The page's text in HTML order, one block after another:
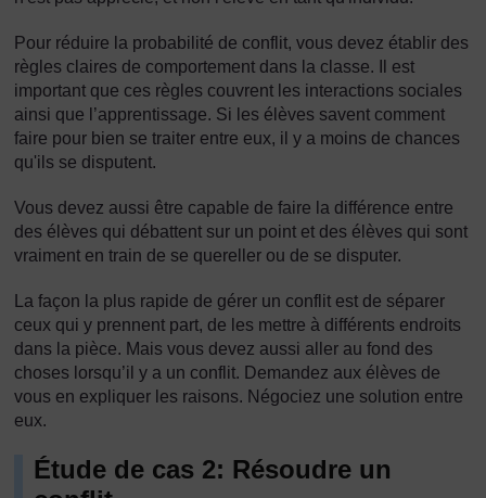
Pour réduire la probabilité de conflit, vous devez établir des
règles claires de comportement dans la classe. Il est
important que ces règles couvrent les interactions sociales
ainsi que l’apprentissage. Si les élèves savent comment
faire pour bien se traiter entre eux, il y a moins de chances
qu'ils se disputent.
Vous devez aussi être capable de faire la différence entre
des élèves qui débattent sur un point et des élèves qui sont
vraiment en train de se quereller ou de se disputer.
La façon la plus rapide de gérer un conflit est de séparer
ceux qui y prennent part, de les mettre à différents endroits
dans la pièce. Mais vous devez aussi aller au fond des
choses lorsqu’il y a un conflit. Demandez aux élèves de
vous en expliquer les raisons. Négociez une solution entre
eux.
Étude de cas 2: Résoudre un